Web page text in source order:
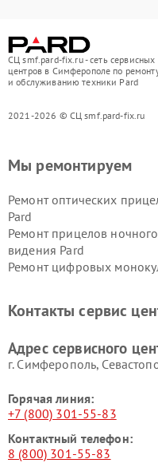
СЦ smf.pard-fix.ru - сеть сервисных
центров в Симферополе по
и обслуживанию техники Pard
2021-2026 © СЦ smf.pard-fix.ru
Мы ремонтируем
Ремонт оптических
Pard
Ремонт прицелов ночного
видения Pard
Ремонт цифровых
Контакты сервис
Адрес сервисного
г. Симферополь,
Горячая линия:
+7 (800) 301-55-83
Контактный телефон:
8 (800) 301-55-83